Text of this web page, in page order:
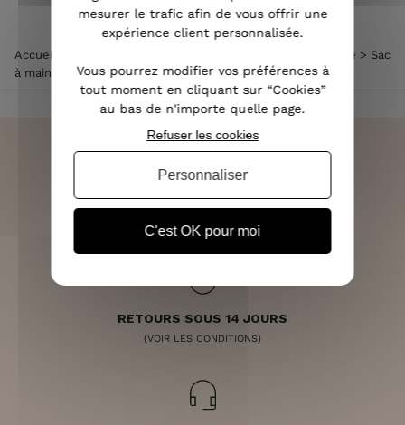
Accueil Sac à main femme > Sac
à main noir python kaki brillant Reptilio
LIVRAISON RAPIDE
OFFERTE DÈS 70€
RETOURS SOUS 14 JOURS
(VOIR LES CONDITIONS)
mesurer le trafic afin de vous offrir une
expérience client personnalisée.
Vous pourrez modifier vos préférences à
tout moment en cliquant sur “Cookies”
au bas de n'importe quelle page.
C'est OK pour moi
Refuser les cookies
Personnaliser